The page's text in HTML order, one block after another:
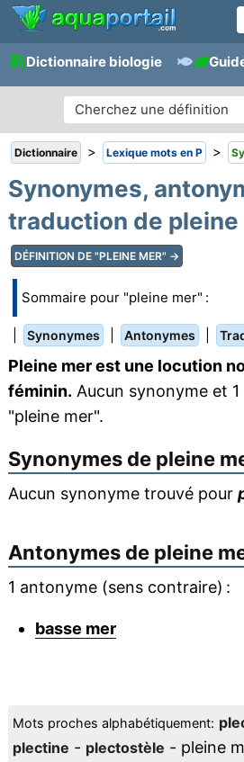
Dictionnaire biologie
Dictionnaire > Lexique mots en P >
Synonymes,
traduction de pleine
DÉFINITION DE "PLEINE MER" →
Sommaire pour "pleine mer" :
Synonymes Antonymes
Pleine mer est une locution
féminin. Aucun synonyme et
"pleine mer".
Synonymes de pleine
Aucun synonyme trouvé pour
Antonymes de pleine
1 antonyme (sens contraire) :
basse mer
Mots proches alphabétiquement:
plectine - plectostèle - pleine